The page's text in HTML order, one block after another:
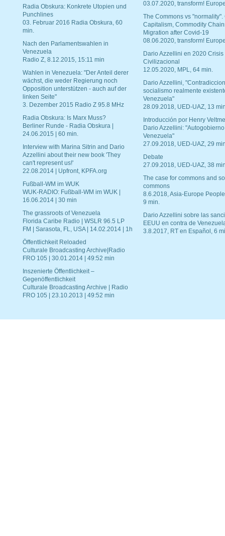
Radia Obskura: Konkrete Utopien und
Punchlines
03. Februar 2016 Radia Obskura, 60
min.
Nach den Parlamentswahlen in
Venezuela
Radio Z, 8.12.2015, 15:11 min
Wahlen in Venezuela: "Der Anteil derer
wächst, die weder Regierung noch
Opposition unterstützen - auch auf der
linken Seite"
3. Dezember 2015 Radio Z 95.8 MHz
Radia Obskura: Is Marx Muss?
Berliner Runde - Radia Obskura |
24.06.2015 | 60 min.
Interview with Marina Sitrin and Dario
Azzellini about their new book 'They
can't represent us!'
22.08.2014 | Upfront, KPFA.org
Fußball-WM im WUK
WUK-RADIO: Fußball-WM im WUK |
16.06.2014 | 30 min
The grassroots of Venezuela
Florida Caribe Radio | WSLR 96.5 LP
FM | Sarasota, FL, USA | 14.02.2014 | 1h
Öffentlichkeit Reloaded
Culturale Broadcasting Archive|Radio
FRO 105 | 30.01.2014 | 49:52 min
Inszenierte Öffentlichkeit –
Gegenöffentlichkeit
Culturale Broadcasting Archive | Radio
FRO 105 | 23.10.2013 | 49:52 min
03.07.2020, transform!
The Commons vs "normality".
Capitalism, Commodity
Migration after Covid-19
08.06.2020, transform!
Dario Azzellini en 2020 Crisis
Civilizacional
12.05.2020, MPL, 64 min.
Dario Azzellini,
socialismo realmente
Venezuela"
28.09.2018, UED-UAZ, 13
Introducción por Henry
Dario Azzellini:
Venezuela"
27.09.2018, UED-UAZ, 29
Debate
27.09.2018, UED-UAZ, 38
The case for commons and
commons
8.6.2018, Asia-Europe
9 min.
Dario Azzellini sobre las
EEUU en contra de
3.8.2017, RT en Español, 6